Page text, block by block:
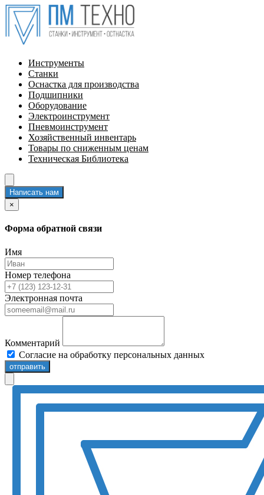
Инструменты
Станки
Оснастка для производства
Подшипники
Оборудование
Электроинструмент
Пневмоинструмент
Хозяйственный инвентарь
Товары по сниженным ценам
Техническая Библиотека
Написать нам
×
Форма обратной связи
Имя
Номер телефона
Электронная почта
Комментарий
Согласие на обработку персональных данных
отправить